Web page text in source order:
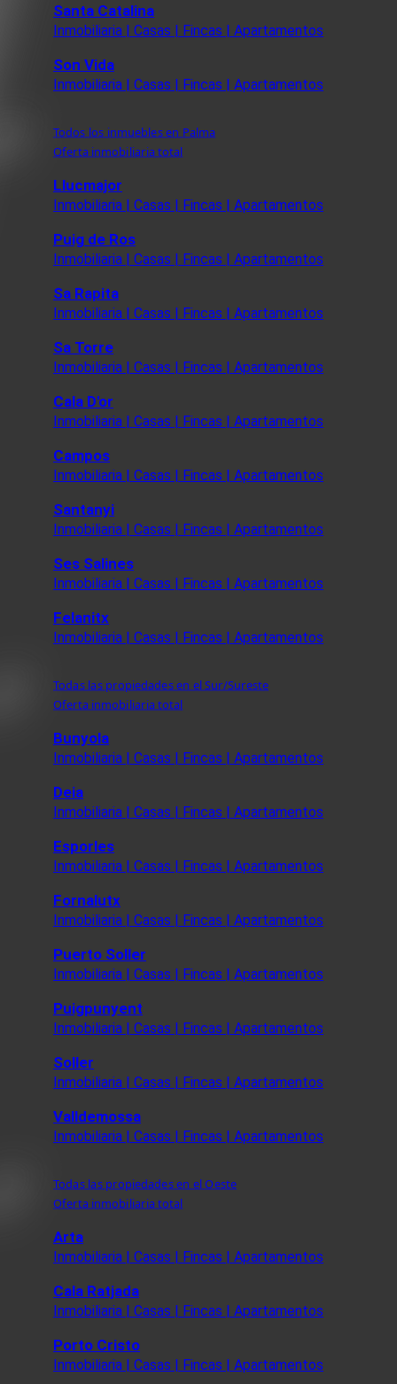
Santa Catalina
Inmobiliaria | Casas | Fincas | Apartamentos
Son Vida
Inmobiliaria | Casas | Fincas | Apartamentos
Todos los inmuebles en Palma
Oferta inmobiliaria total
Llucmajor
Inmobiliaria | Casas | Fincas | Apartamentos
Puig de Ros
Inmobiliaria | Casas | Fincas | Apartamentos
Sa Rapita
Inmobiliaria | Casas | Fincas | Apartamentos
Sa Torre
Inmobiliaria | Casas | Fincas | Apartamentos
Cala D'or
Inmobiliaria | Casas | Fincas | Apartamentos
Campos
Inmobiliaria | Casas | Fincas | Apartamentos
Santanyi
Inmobiliaria | Casas | Fincas | Apartamentos
Ses Salines
Inmobiliaria | Casas | Fincas | Apartamentos
Felanitx
Inmobiliaria | Casas | Fincas | Apartamentos
Todas las propiedades en el Sur/Sureste
Oferta inmobiliaria total
Bunyola
Inmobiliaria | Casas | Fincas | Apartamentos
Deia
Inmobiliaria | Casas | Fincas | Apartamentos
Esporles
Inmobiliaria | Casas | Fincas | Apartamentos
Fornalutx
Inmobiliaria | Casas | Fincas | Apartamentos
Puerto Soller
Inmobiliaria | Casas | Fincas | Apartamentos
Puigpunyent
Inmobiliaria | Casas | Fincas | Apartamentos
Soller
Inmobiliaria | Casas | Fincas | Apartamentos
Valldemossa
Inmobiliaria | Casas | Fincas | Apartamentos
Todas las propiedades en el Oeste
Oferta inmobiliaria total
Arta
Inmobiliaria | Casas | Fincas | Apartamentos
Cala Ratjada
Inmobiliaria | Casas | Fincas | Apartamentos
Porto Cristo
Inmobiliaria | Casas | Fincas | Apartamentos